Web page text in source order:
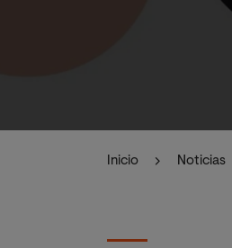
Inicio Noticias